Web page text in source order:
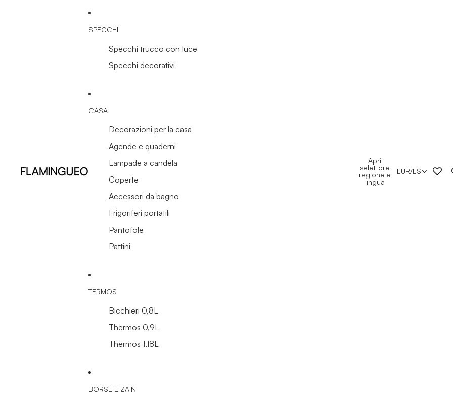
SPECCHI
Specchi trucco con luce
Specchi decorativi
CASA
Decorazioni per la casa
Agende e quaderni
Lampade a candela
Coperte
Accessori da bagno
Frigoriferi portatili
Pantofole
Pattini
TERMOS
Bicchieri 0,8L
Thermos 0,9L
Thermos 1,18L
BORSE E ZAINI
Apri
selettore
regione e
lingua
EUR/ES